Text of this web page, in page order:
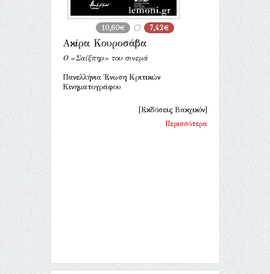
10,60€ 7,42€
Ακίρα Κουροσάβα
Ο «Σαίξπηρ» του σινεμά
Πανελλήνια Ένωση Κριτικών
Κινηματογράφου
[Εκδόσεις Βακχικόν]
Περισσότερα